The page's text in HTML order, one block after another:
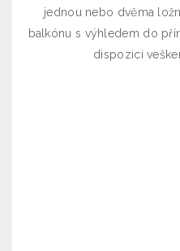
jednou nebo dvěma
balkónu s výhledem do
dispozici